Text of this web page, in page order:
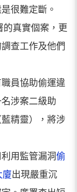
很難定斷。
的真實個案，更
查工作及他們
員協助偷運違
涉案二級助
精靈），將涉
用監管漏洞偷
廈出現嚴重沉